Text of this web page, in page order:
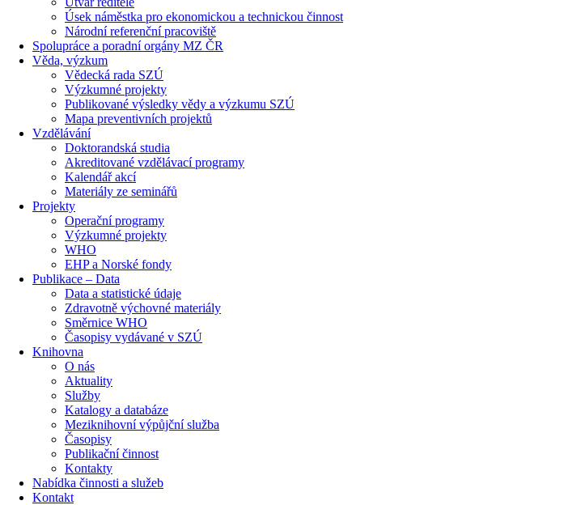
Úsek náměstka pro ekonomickou a technickou činnost
Národní referenční pracoviště
Spolupráce a poradní orgány MZ ČR
Věda, výzkum
Vědecká rada SZÚ
Výzkumné projekty
Publikované výsledky vědy a výzkumu SZÚ
Mapa preventivních projektů
Vzdělávání
Doktorandská studia
Akreditované vzdělávací programy
Kalendář akcí
Materiály ze seminářů
Projekty
Operační programy
Výzkumné projekty
WHO
EHP a Norské fondy
Publikace – Data
Data a statistické údaje
Zdravotně výchovné materiály
Směrnice WHO
Časopisy vydávané v SZÚ
Knihovna
O nás
Aktuality
Služby
Katalogy a databáze
Meziknihovní výpůjční služba
Časopisy
Publikační činnost
Kontakty
Nabídka činnosti a služeb
Kontakt